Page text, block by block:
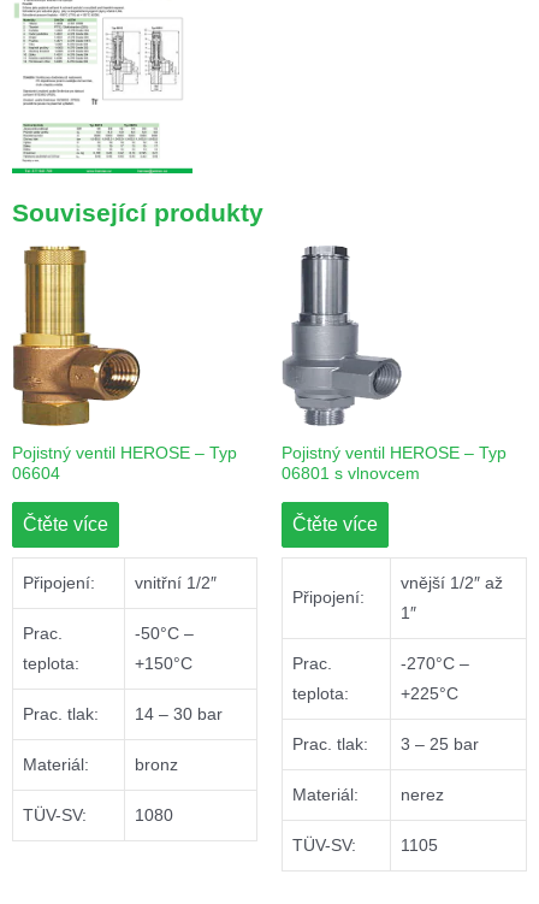
Související produkty
Pojistný ventil HEROSE – Typ
06604
Čtěte více
Připojení: vnitřní 1/2″
Prac.
teplota:
-50°C –
+150°C
Prac. tlak: 14 – 30 bar
Materiál: bronz
TÜV-SV: 1080
Pojistný ventil HEROSE – Typ
06801 s vlnovcem
Čtěte více
Připojení:
vnější 1/2″ až
1″
Prac.
teplota:
-270°C –
+225°C
Prac. tlak: 3 – 25 bar
Materiál: nerez
TÜV-SV: 1105